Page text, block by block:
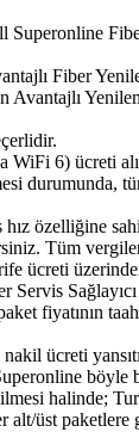
Fiber
6) ücreti
durumunda,
özelliğine
Tüm
ücreti
Sağlayıcı
fiyatının
ücreti
halinde;
üst